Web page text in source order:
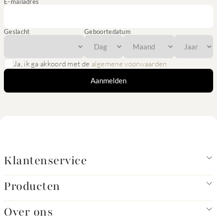
Geslacht Geboortedatum
Ja, ik ga akkoord met de algemene voorwaarden
Aanmelden
Klantenservice
Producten
Over ons